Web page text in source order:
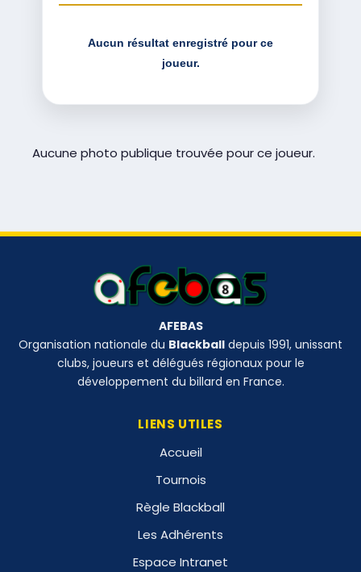
Aucun résultat enregistré pour ce
joueur.
Aucune photo publique trouvée pour ce joueur.
AFEBAS
Organisation nationale du Blackball depuis 1991, unissant
clubs, joueurs et délégués régionaux pour le
développement du billard en France.
LIENS UTILES
Accueil
Tournois
Règle Blackball
Les Adhérents
Espace Intranet